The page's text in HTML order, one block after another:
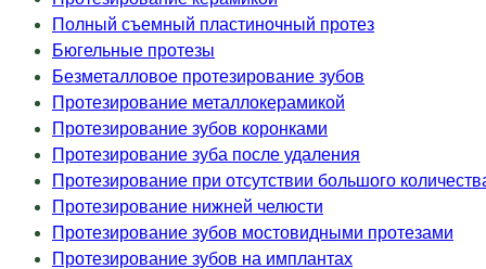
Полный съемный пластиночный протез
Бюгельные протезы
Безметалловое протезирование зубов
Протезирование металлокерамикой
Протезирование зубов коронками
Протезирование зуба после удаления
Протезирование при отсутствии большого
Протезирование нижней челюсти
Протезирование зубов мостовидными протезами
Протезирование зубов на имплантах